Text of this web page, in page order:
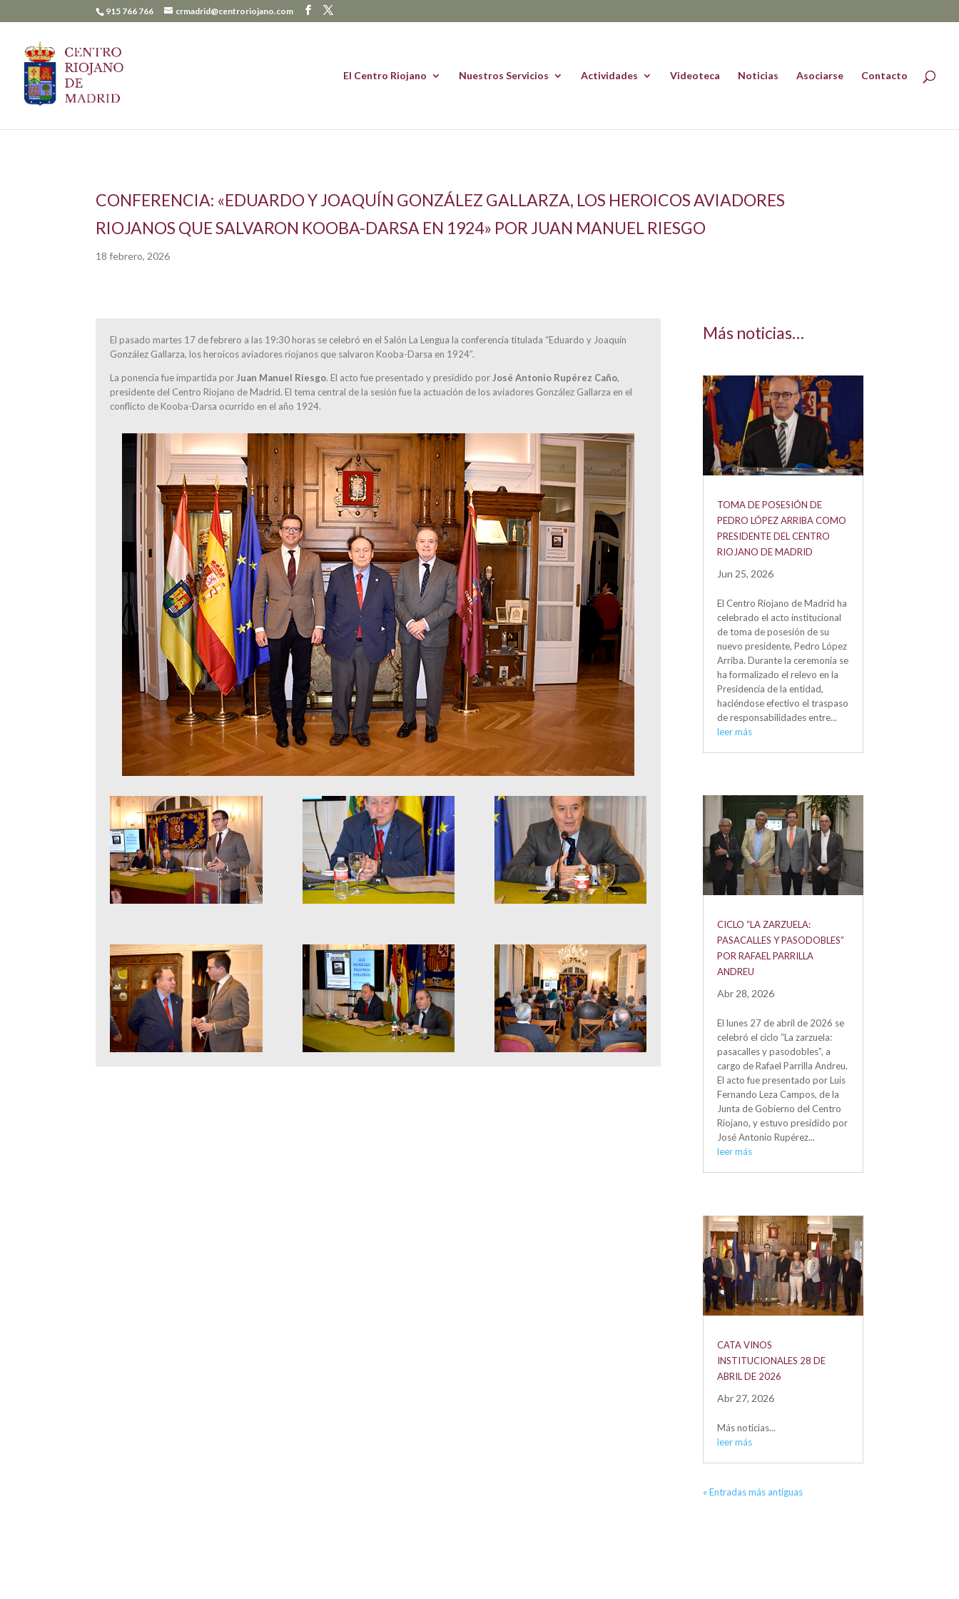
915 766 766 crmadrid@centroriojano.com
El Centro Riojano Nuestros Servicios Actividades Videoteca Noticias Asociarse Contacto
CONFERENCIA: «EDUARDO Y JOAQUÍN GONZÁLEZ GALLARZA, LOS HEROICOS AVIADORES
RIOJANOS QUE SALVARON KOOBA-DARSA EN 1924» POR JUAN MANUEL RIESGO
18 febrero, 2026
El pasado martes 17 de febrero a las 19:30 horas se celebró en el Salón La Lengua la conferencia titulada “Eduardo y Joaquín
González Gallarza, los heroicos aviadores riojanos que salvaron Kooba-Darsa en 1924”.
La ponencia fue impartida por Juan Manuel Riesgo. El acto fue presentado y presidido por José Antonio Rupérez Caño,
presidente del Centro Riojano de Madrid. El tema central de la sesión fue la actuación de los aviadores González Gallarza en el
conflicto de Kooba-Darsa ocurrido en el año 1924.
Más noticias…
TOMA DE POSESIÓN DE
PEDRO LÓPEZ ARRIBA COMO
PRESIDENTE DEL CENTRO
RIOJANO DE MADRID
Jun 25, 2026
El Centro Riojano de Madrid ha
celebrado el acto institucional
de toma de posesión de su
nuevo presidente, Pedro López
Arriba. Durante la ceremonia se
ha formalizado el relevo en la
Presidencia de la entidad,
haciéndose efectivo el traspaso
de responsabilidades entre...
leer más
CICLO “LA ZARZUELA:
PASACALLES Y PASODOBLES”
POR RAFAEL PARRILLA
ANDREU
Abr 28, 2026
El lunes 27 de abril de 2026 se
celebró el ciclo “La zarzuela:
pasacalles y pasodobles”, a
cargo de Rafael Parrilla Andreu.
El acto fue presentado por Luis
Fernando Leza Campos, de la
Junta de Gobierno del Centro
Riojano, y estuvo presidido por
José Antonio Rupérez...
leer más
CATA VINOS
INSTITUCIONALES 28 DE
ABRIL DE 2026
Abr 27, 2026
Más noticias...
leer más
« Entradas más antiguas